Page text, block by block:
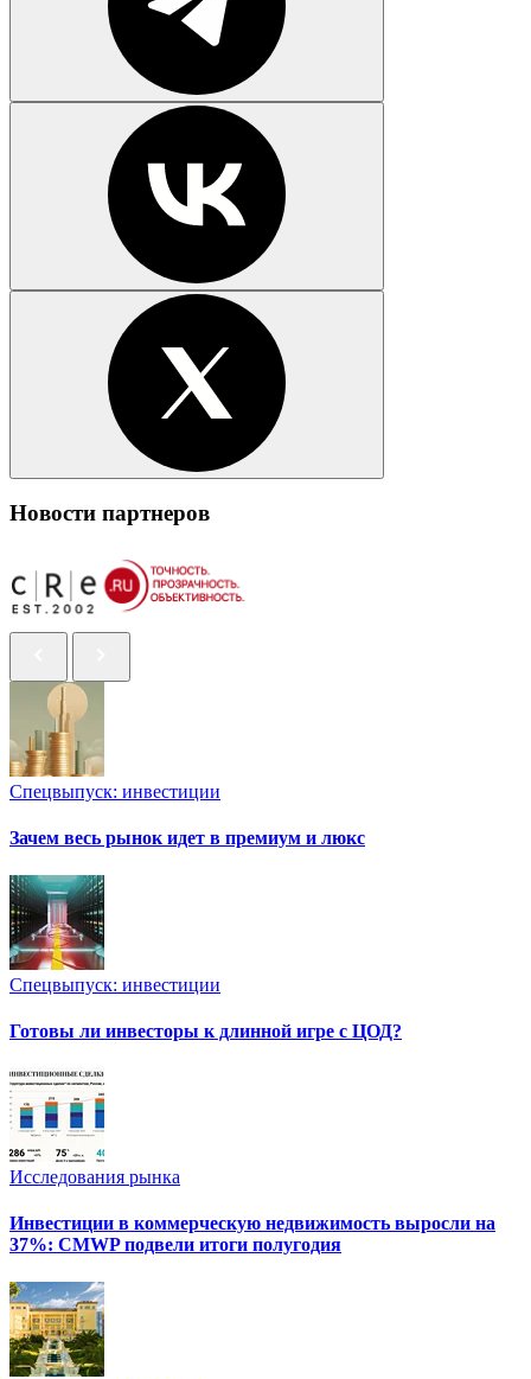
Новости партнеров
Спецвыпуск: инвестиции
Зачем весь рынок идет в премиум и люкс
Спецвыпуск: инвестиции
Готовы ли инвесторы к длинной игре с ЦОД?
Исследования рынка
Инвестиции в коммерческую недвижимость выросли на
37%: CMWP подвели итоги полугодия